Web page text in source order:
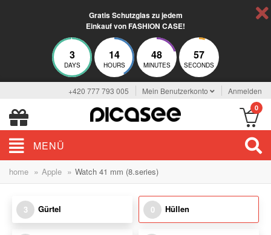
Gratis Schutzglas zu jedem
Einkauf von FASHION CASE!
3
DAYS
14
HOURS
48
MINUTES
57
SECONDS
+420 777 793 005 Mein Benutzerkonto Anmelden
0
MENÜ
home » Apple » Watch 41 mm (8.series)
3 Gürtel 0 Hüllen